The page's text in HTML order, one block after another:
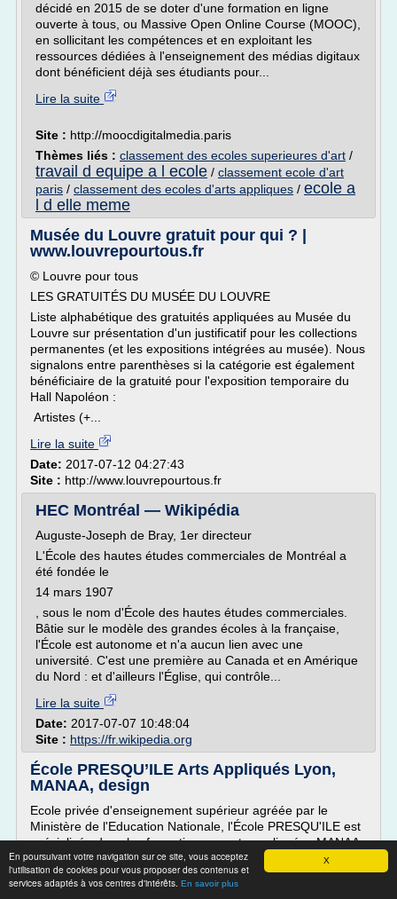
X
En poursuivant votre navigation sur ce site, vous acceptez
l'utilisation de cookies pour vous proposer des contenus et
services adaptés à vos centres d'intérêts. En savoir plus
décidé en 2015 de se doter d'une formation en ligne
ouverte à tous, ou Massive Open Online Course (MOOC),
en sollicitant les compétences et en exploitant les
ressources dédiées à l'enseignement des médias digitaux
dont bénéficient déjà ses étudiants pour...
Lire la suite
Site : http://moocdigitalmedia.paris
Thèmes liés : classement des ecoles superieures d'art /
travail d equipe a l ecole / classement ecole d'art
paris / classement des ecoles d'arts appliques / ecole a
l d elle meme
Musée du Louvre gratuit pour qui ? |
www.louvrepourtous.fr
© Louvre pour tous
LES GRATUITÉS DU MUSÉE DU LOUVRE
Liste alphabétique des gratuités appliquées au Musée du
Louvre sur présentation d'un justificatif pour les collections
permanentes (et les expositions intégrées au musée). Nous
signalons entre parenthèses si la catégorie est également
bénéficiaire de la gratuité pour l'exposition temporaire du
Hall Napoléon :
Artistes (+...
Lire la suite
Date: 2017-07-12 04:27:43
Site : http://www.louvrepourtous.fr
HEC Montréal — Wikipédia
Auguste-Joseph de Bray, 1er directeur
L'École des hautes études commerciales de Montréal a
été fondée le
14 mars 1907
, sous le nom d'École des hautes études commerciales.
Bâtie sur le modèle des grandes écoles à la française,
l'École est autonome et n'a aucun lien avec une
université. C'est une première au Canada et en Amérique
du Nord : et d'ailleurs l'Église, qui contrôle...
Lire la suite
Date: 2017-07-07 10:48:04
Site : https://fr.wikipedia.org
École PRESQU’ILE Arts Appliqués Lyon,
MANAA, design
Ecole privée d'enseignement supérieur agréée par le
Ministère de l'Education Nationale, l'École PRESQU'ILE est
spécialisée dans les formations en arts appliqués : MANAA,
DESIGN GRAPHIQUE, DESIGN D'ESPACE et métiers du
numérique.